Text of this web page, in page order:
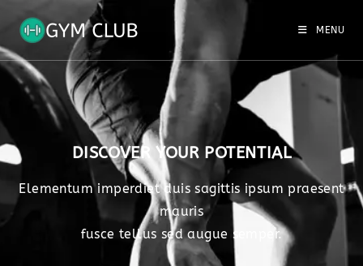
MENU
DISCOVER YOUR POTENTIAL
Elementum imperdiet duis sagittis ipsum praesent
mauris
fusce tellus sed augue semper.